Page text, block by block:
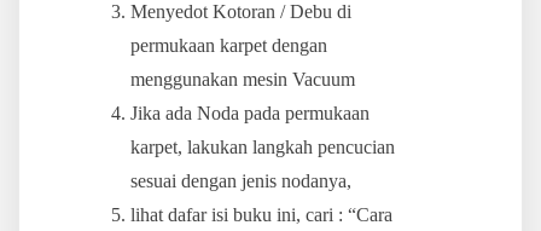
Menyedot Kotoran / Debu di
permukaan karpet dengan
menggunakan mesin Vacuum
Jika ada Noda pada permukaan
karpet, lakukan langkah pencucian
sesuai dengan jenis nodanya,
lihat dafar isi buku ini, cari : “Cara